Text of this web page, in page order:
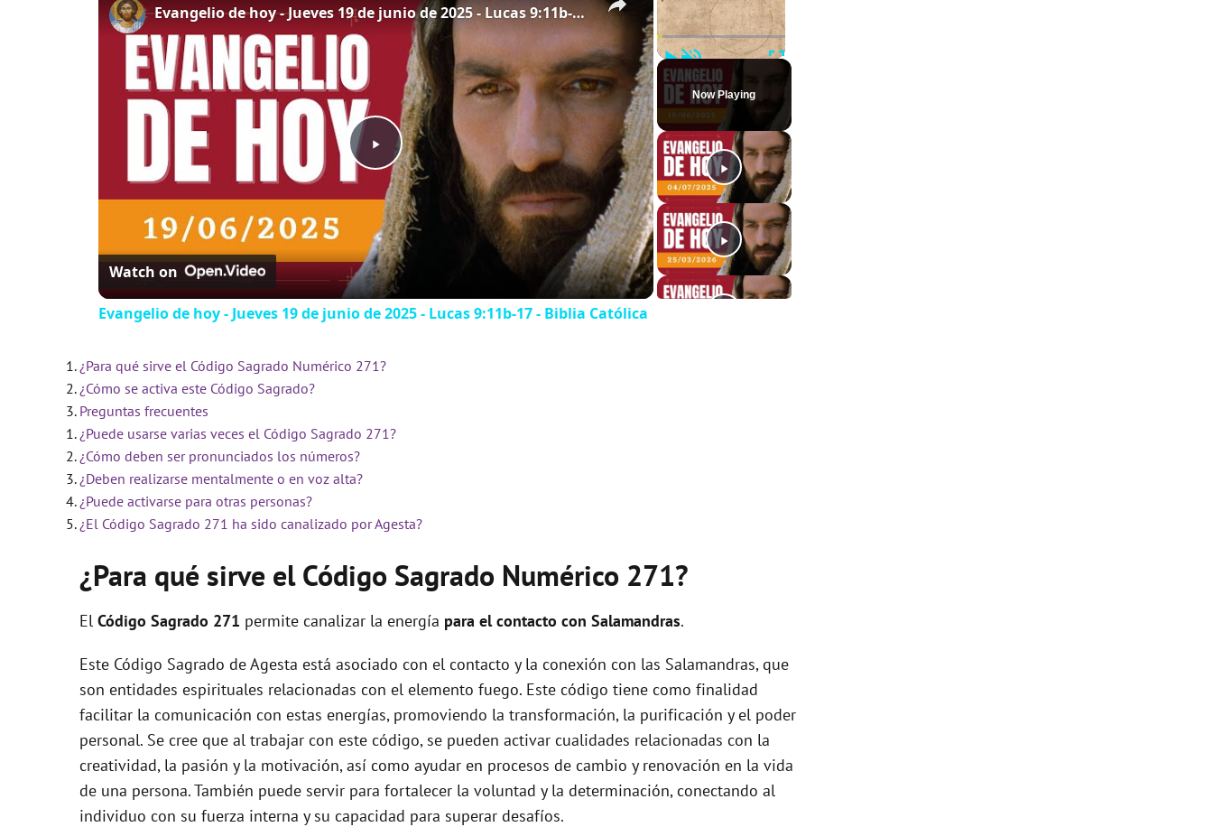
PlayUnmute Fullscreen
Now Playing
P
a
i
Evangelio de hoy - Jueves 19 de junio de 2025 - Lucas 9:11b-17 - Biblia Católica
Watch on
Evangelio de hoy - Jueves 19 de junio de 2025 - Lucas 9:11b-17 - Biblia Católica
¿Para qué sirve el Código Sagrado Numérico 271?
¿Cómo se activa este Código Sagrado?
Preguntas frecuentes
¿Puede usarse varias veces el Código Sagrado 271?
¿Cómo deben ser pronunciados los números?
¿Deben realizarse mentalmente o en voz alta?
¿Puede activarse para otras personas?
¿El Código Sagrado 271 ha sido canalizado por Agesta?
¿Para qué sirve el Código Sagrado Numérico 271?
El Código Sagrado 271 permite canalizar la energía para el contacto con Salamandras.
Este Código Sagrado de Agesta está asociado con el contacto y la conexión con las Salamandras, que
son entidades espirituales relacionadas con el elemento fuego. Este código tiene como finalidad
facilitar la comunicación con estas energías, promoviendo la transformación, la purificación y el poder
personal. Se cree que al trabajar con este código, se pueden activar cualidades relacionadas con la
creatividad, la pasión y la motivación, así como ayudar en procesos de cambio y renovación en la vida
de una persona. También puede servir para fortalecer la voluntad y la determinación, conectando al
individuo con su fuerza interna y su capacidad para superar desafíos.